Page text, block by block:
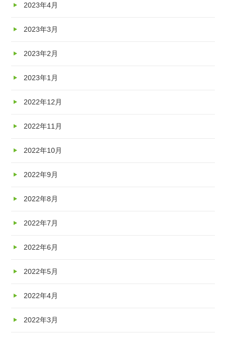
2023年4月
2023年3月
2023年2月
2023年1月
2022年12月
2022年11月
2022年10月
2022年9月
2022年8月
2022年7月
2022年6月
2022年5月
2022年4月
2022年3月